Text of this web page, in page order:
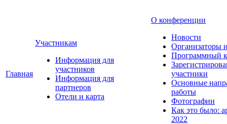
Главная
Участникам
Информация для
участников
Информация для
партнеров
Отели и карта
О конференции
Новости
Организаторы
Программный
участники
Основные
работы
Фотографии
Как это было:
2022